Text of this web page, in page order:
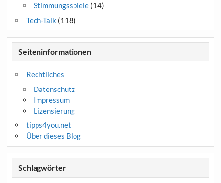
Stimmungsspiele(14)
Tech-Talk (118)
Seiteninformationen
Rechtliches
Datenschutz
Impressum
Lizensierung
tipps4you.net
Über dieses Blog
Schlagwörter